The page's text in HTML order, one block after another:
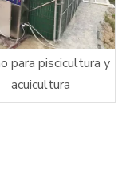
para piscicultura y
acuicultura